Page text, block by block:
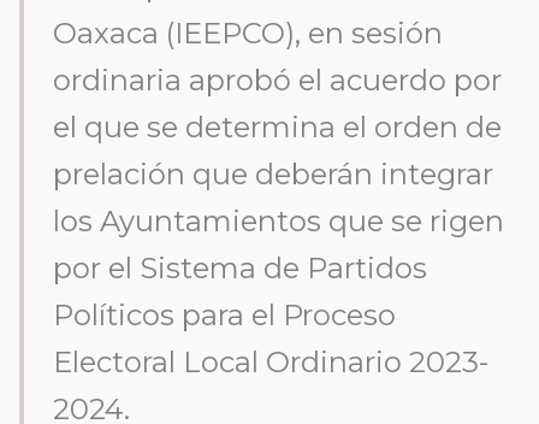
Oaxaca (IEEPCO), en sesión
ordinaria aprobó el acuerdo por
el que se determina el orden de
prelación que deberán integrar
los Ayuntamientos que se rigen
por el Sistema de Partidos
Políticos para el Proceso
Electoral Local Ordinario 2023-
2024.